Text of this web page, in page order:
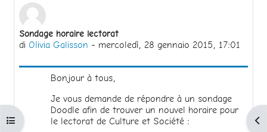
Apri indice del corso
Sondage horaire lectorat
di Olivia Galisson - mercoledì, 28 gennaio 2015, 17:01
Numero di risposte: 0
Bonjour à tous,
Je vous demande de répondre à un sondage
Doodle afin de trouver un nouvel horaire pour
le lectorat de Culture et Société :